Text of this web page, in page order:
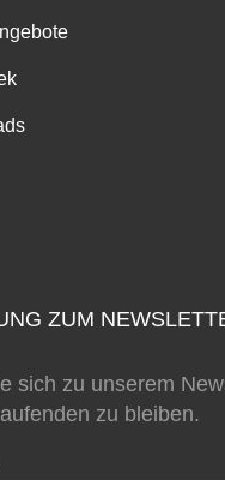
ZUM
sich zu unserem
zu bleiben.